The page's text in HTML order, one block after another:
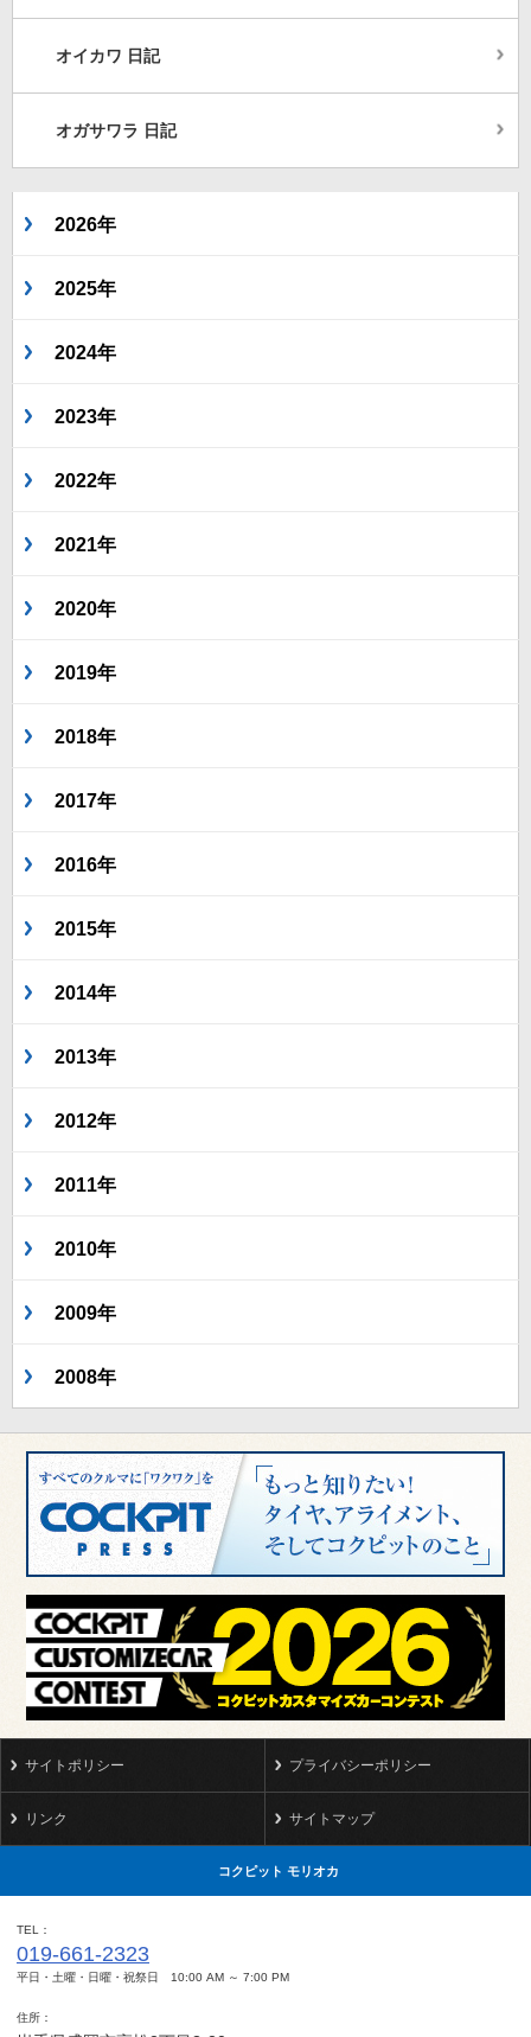
オイカワ 日記
オガサワラ 日記
2026年
2025年
2024年
2023年
2022年
2021年
2020年
2019年
2018年
2017年
2016年
2015年
2014年
2013年
2012年
2011年
2010年
2009年
2008年
サイトポリシー プライバシーポリシー
リンク サイトマップ
コクピット モリオカ
TEL
019-661-2323
平日・土曜・日曜・祝祭日 10:00 AM ～ 7:00 PM
住所